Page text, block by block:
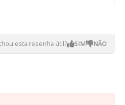
esta resenha útil?